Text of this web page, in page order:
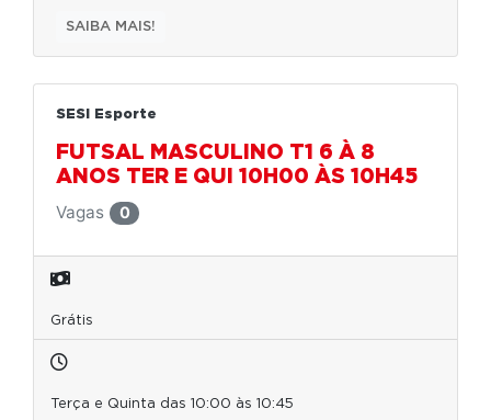
SAIBA MAIS!
SESI Esporte
FUTSAL MASCULINO T1 6 À 8
ANOS TER E QUI 10H00 ÀS 10H45
Vagas
0
Grátis
Terça e Quinta das 10:00 às 10:45